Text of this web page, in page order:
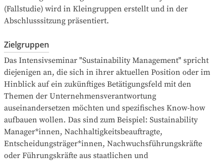
(Fallstudie) wird in Kleingruppen erstellt und in der
Abschlusssitzung präsentiert.
Zielgruppen
Das Intensivseminar "Sustainability Management" spricht
diejenigen an, die sich in ihrer aktuellen Position oder im
Hinblick auf ein zukünftiges Betätigungsfeld mit den
Themen der Unternehmensverantwortung
auseinandersetzen möchten und spezifisches Know-how
aufbauen wollen. Das sind zum Beispiel: Sustainability
Manager*innen, Nachhaltigkeitsbeauftragte,
Entscheidungsträger*innen, Nachwuchsführungskräfte
oder Führungskräfte aus staatlichen und